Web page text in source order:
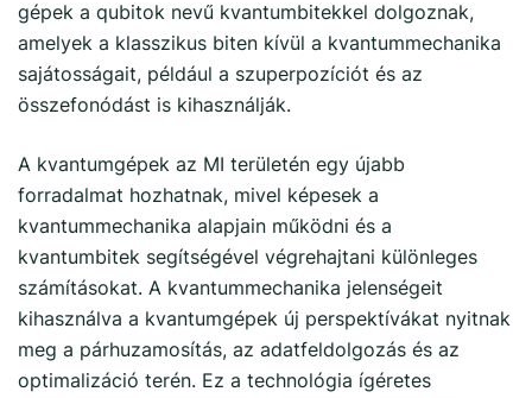
gépek a qubitok nevű kvantumbitekkel dolgoznak,
amelyek a klasszikus biten kívül a kvantummechanika
sajátosságait, például a szuperpozíciót és az
összefonódást is kihasználják.
A kvantumgépek az MI területén egy újabb
forradalmat hozhatnak, mivel képesek a
kvantummechanika alapjain működni és a
kvantumbitek segítségével végrehajtani különleges
számításokat. A kvantummechanika jelenségeit
kihasználva a kvantumgépek új perspektívákat nyitnak
meg a párhuzamosítás, az adatfeldolgozás és az
optimalizáció terén. Ez a technológia ígéretes